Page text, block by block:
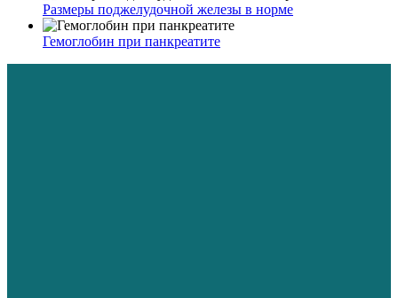
Размеры поджелудочной железы в норме
Гемоглобин при панкреатите